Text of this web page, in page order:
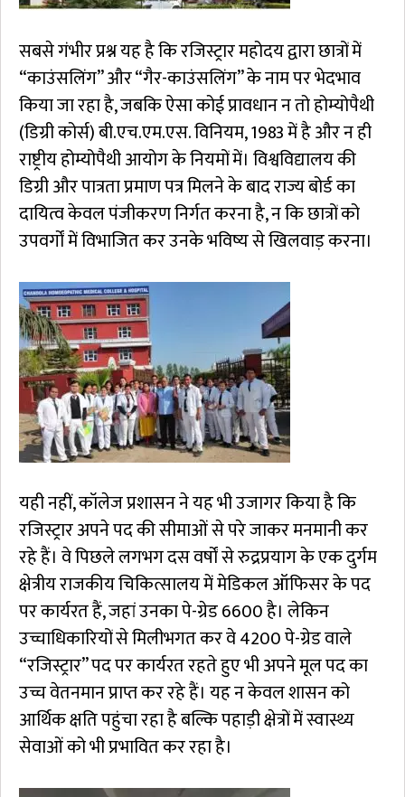
सबसे गंभीर प्रश्न यह है कि रजिस्ट्रार महोदय द्वारा छात्रों में
“काउंसलिंग” और “गैर-काउंसलिंग” के नाम पर भेदभाव
किया जा रहा है, जबकि ऐसा कोई प्रावधान न तो होम्योपैथी
(डिग्री कोर्स) बी.एच.एम.एस. विनियम, 1983 में है और न ही
राष्ट्रीय होम्योपैथी आयोग के नियमों में। विश्वविद्यालय की
डिग्री और पात्रता प्रमाण पत्र मिलने के बाद राज्य बोर्ड का
दायित्व केवल पंजीकरण निर्गत करना है, न कि छात्रों को
उपवर्गों में विभाजित कर उनके भविष्य से खिलवाड़ करना।
यही नहीं, कॉलेज प्रशासन ने यह भी उजागर किया है कि
रजिस्ट्रार अपने पद की सीमाओं से परे जाकर मनमानी कर
रहे हैं। वे पिछले लगभग दस वर्षों से रुद्रप्रयाग के एक दुर्गम
क्षेत्रीय राजकीय चिकित्सालय में मेडिकल ऑफिसर के पद
पर कार्यरत हैं, जहां उनका पे-ग्रेड 6600 है। लेकिन
उच्चाधिकारियों से मिलीभगत कर वे 4200 पे-ग्रेड वाले
“रजिस्ट्रार” पद पर कार्यरत रहते हुए भी अपने मूल पद का
उच्च वेतनमान प्राप्त कर रहे हैं। यह न केवल शासन को
आर्थिक क्षति पहुंचा रहा है बल्कि पहाड़ी क्षेत्रों में स्वास्थ्य
सेवाओं को भी प्रभावित कर रहा है।